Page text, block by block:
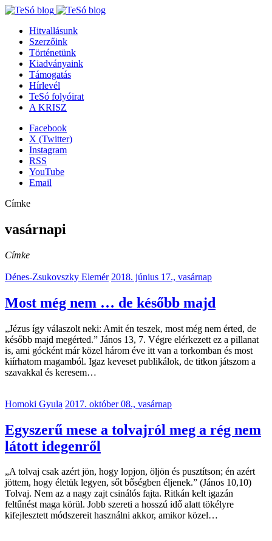
Hitvallásunk
Szerzőink
Történetünk
Kiadványaink
Támogatás
Hírlevél
TeSó folyóirat
A KRISZ
Facebook
X (Twitter)
Instagram
RSS
YouTube
Email
Címke
vasárnapi
Címke
Dénes-Zsukovszky Elemér 2018. június 17., vasárnap
Most még nem … de később majd
„Jézus így válaszolt neki: Amit én teszek, most még nem érted, de
később majd megérted.” János 13, 7. Végre elérkezett ez a pillanat
is, ami gócként már közel három éve itt van a torkomban és most
kiírhatom magamból. Igaz keveset publikálok, de titkon játszom a
szavakkal és keresem…
Homoki Gyula 2017. október 08., vasárnap
Egyszerű mese a tolvajról meg a rég nem
látott idegenről
„A tolvaj csak azért jön, hogy lopjon, öljön és pusztítson; én azért
jöttem, hogy életük legyen, sőt bőségben éljenek.” (János 10,10)
Tolvaj. Nem az a nagy zajt csinálós fajta. Ritkán kelt igazán
feltűnést maga körül. Jobb szereti a hosszú idő alatt tökélyre
kifejlesztett módszereit használni akkor, amikor közel…